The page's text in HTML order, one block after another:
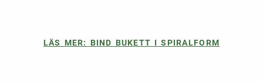
LÄS MER: BIND BUKETT I SPIRALFORM